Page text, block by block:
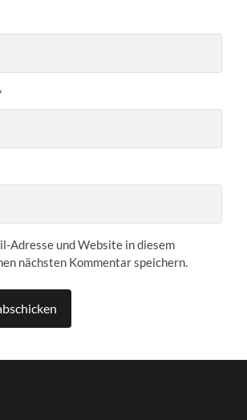
Adresse und Website in diesem
nächsten Kommentar speichern.